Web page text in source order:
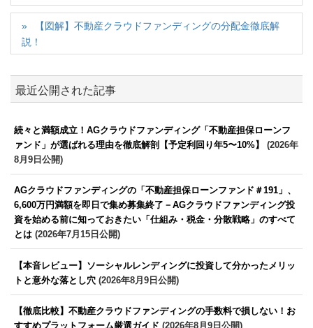
【図解】不動産クラウドファンディングの分配金徹底解
説！
最近公開された記事
続々と満額成立！AGクラウドファンディング「不動産担保ローンフ
ァンド」が選ばれる理由を徹底解剖【予定利回り年5〜10%】
(2026年
8月9日公開)
AGクラウドファンディングの「不動産担保ローンファンド＃191」、
6,600万円満額を即日で集め募集終了－AGクラウドファンディング投
資を始める前に知っておきたい「仕組み・税金・分散戦略」のすべて
とは (2026年7月15日公開)
【本音レビュー】ソーシャルレンディングに投資して分かったメリッ
トと意外な落とし穴 (2026年8月9日公開)
【徹底比較】不動産クラウドファンディングの手数料で損しない！お
すすめプラットフォーム厳選ガイド (2026年8月9日公開)